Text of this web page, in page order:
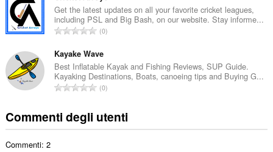
d
i
g
u
d
i
z
:
t
a
e
d
i
g
u
d
e
r
o
o
t
a
d
i
Get the latest updates on all your favorite cricket leagues,
including PSL and Big Bash, on our website. Stay informe...
N
m
e
r
o
o
t
0
Kayake Wave
Best Inflatable Kayak and Fishing Reviews, SUP Guide.
Kayaking Destinations, Boats, canoeing tips and Buying G...
N
e
0
Commenti degli utenti
Commenti: 2